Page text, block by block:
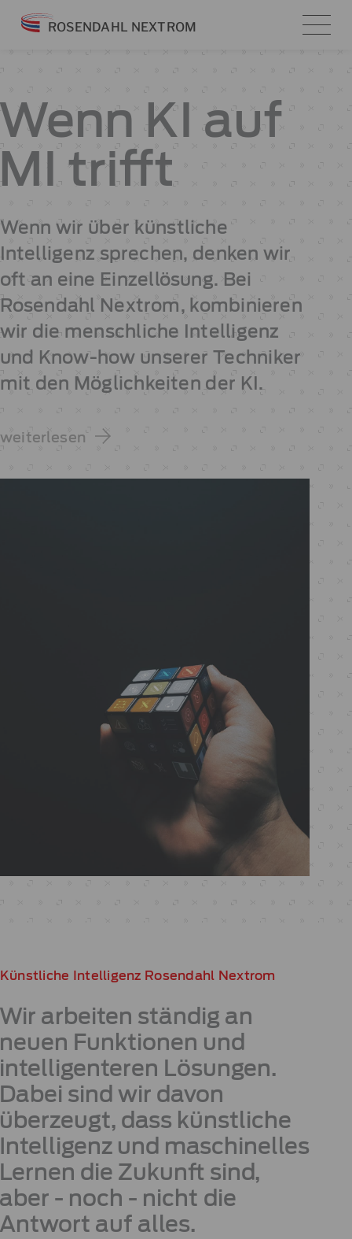
Zum
ROSENDAHL NEXTROM
KI auf
trifft
Wenn wir über künstliche
Intelligenz sprechen, denken wir
oft an eine Einzellösung. Bei
Rosendahl Nextrom, kombinieren
wir die menschliche Intelligenz
und Know-how unserer Techniker
mit den Möglichkeiten der KI.
weiterlesen
Künstliche Intelligenz Rosendahl Nextrom
arbeiten ständig an
Funktionen und
Lösungen.
sind wir davon
dass künstliche
und maschinelles
die Zukunft sind,
- noch - nicht die
auf alles.